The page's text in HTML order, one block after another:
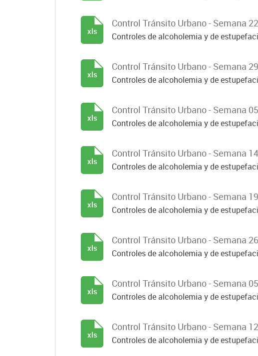
Control Tránsito Urbano - Semana
Controles de alcoholemia y de
xls
Control Tránsito Urbano - Semana
Controles de alcoholemia y de
xls
Control Tránsito Urbano - Semana
Controles de alcoholemia y de
xls
Control Tránsito Urbano - Semana
Controles de alcoholemia y de
xls
Control Tránsito Urbano - Semana
Controles de alcoholemia y de
xls
Control Tránsito Urbano - Semana
Controles de alcoholemia y de
xls
Control Tránsito Urbano - Semana
Controles de alcoholemia y de
xls
Control Tránsito Urbano - Semana
Controles de alcoholemia y de
xls